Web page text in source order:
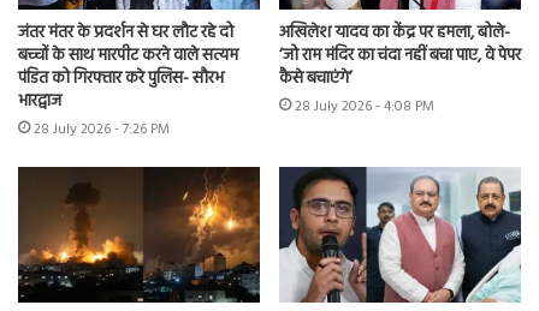
जंतर मंतर के प्रदर्शन से घर लौट रहे दो
बच्चों के साथ मारपीट करने वाले सत्यम
पंडित को गिरफ्तार करे पुलिस- सौरभ
भारद्वाज
28 July 2026 - 7:26 PM
अखिलेश यादव का केंद्र पर हमला, बोले-
‘जो राम मंदिर का चंदा नहीं बचा पाए, वे पेपर
कैसे बचाएंगे’
28 July 2026 - 4:08 PM